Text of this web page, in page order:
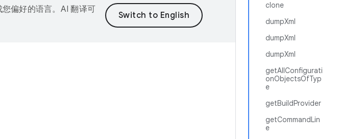
clone
dumpXml
dumpXml
dumpXml
getAllConfigurati
onObjectsOfTyp
e
getBuildProvider
getCommandLin
e
偏好的语言。AI 翻译可